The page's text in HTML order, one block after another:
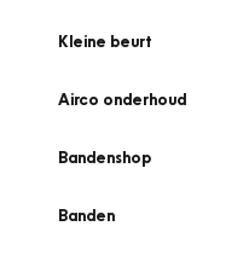
Kleine beurt
Airco onderhoud
Bandenshop
Banden